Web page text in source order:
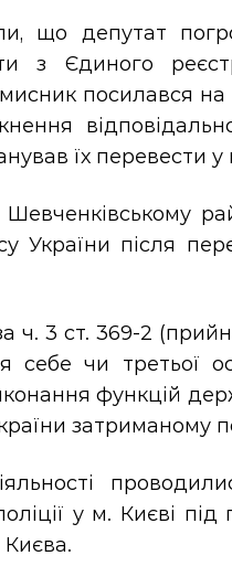
що депутат
з Єдиного
посилався на
їх перевести
України після
3 ст. 369-2
себе чи третьої
функцій
затриманому
у м. Києві
Києва.